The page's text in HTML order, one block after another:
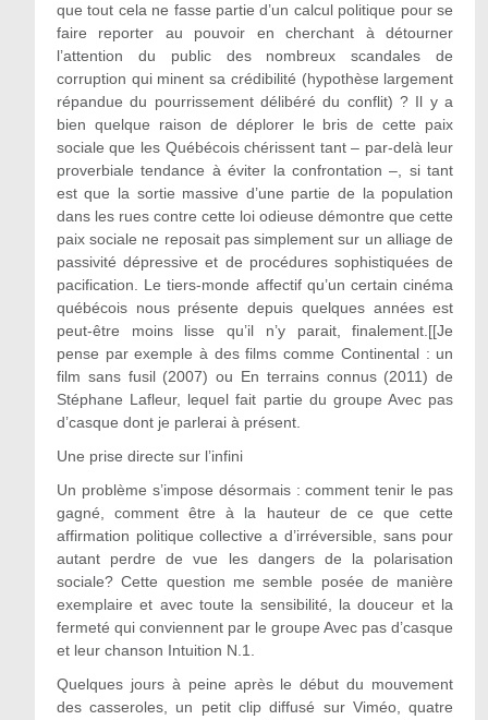
que tout cela ne fasse partie d’un calcul politique pour se
faire reporter au pouvoir en cherchant à détourner
l’attention du public des nombreux scandales de
corruption qui minent sa crédibilité (hypothèse largement
répandue du pourrissement délibéré du conflit) ? Il y a
bien quelque raison de déplorer le bris de cette paix
sociale que les Québécois chérissent tant – par-delà leur
proverbiale tendance à éviter la confrontation –, si tant
est que la sortie massive d’une partie de la population
dans les rues contre cette loi odieuse démontre que cette
paix sociale ne reposait pas simplement sur un alliage de
passivité dépressive et de procédures sophistiquées de
pacification. Le tiers-monde affectif qu’un certain cinéma
québécois nous présente depuis quelques années est
peut-être moins lisse qu’il n’y parait, finalement.[[Je
pense par exemple à des films comme Continental : un
film sans fusil (2007) ou En terrains connus (2011) de
Stéphane Lafleur, lequel fait partie du groupe Avec pas
d’casque dont je parlerai à présent.
Une prise directe sur l’infini
Un problème s’impose désormais : comment tenir le pas
gagné, comment être à la hauteur de ce que cette
affirmation politique collective a d’irréversible, sans pour
autant perdre de vue les dangers de la polarisation
sociale? Cette question me semble posée de manière
exemplaire et avec toute la sensibilité, la douceur et la
fermeté qui conviennent par le groupe Avec pas d’casque
et leur chanson Intuition N.1.
Quelques jours à peine après le début du mouvement
des casseroles, un petit clip diffusé sur Viméo, quatre